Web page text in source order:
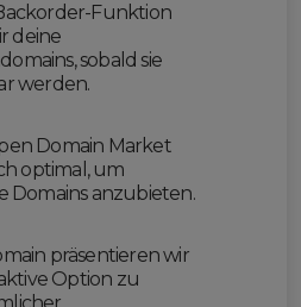
Funktion
deine
sobald sie
werden.
Domain Market
optimal, um
Domains anzubieten.
präsentieren wir
Option zu